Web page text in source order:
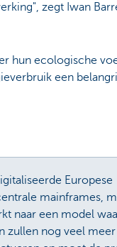
zegt Iwan
hun ecologische
een
Europese
mainframes,
naar een model
zullen nog veel